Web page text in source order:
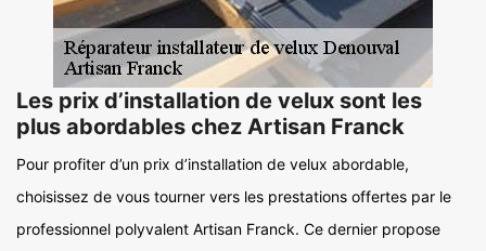
Les prix d’installation de velux sont les
plus abordables chez Artisan Franck
Pour profiter d’un prix d’installation de velux abordable,
choisissez de vous tourner vers les prestations offertes par le
professionnel polyvalent Artisan Franck. Ce dernier propose